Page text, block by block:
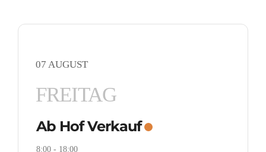
07 AUGUST
FREITAG
Ab Hof Verkauf
8:00- 18:00